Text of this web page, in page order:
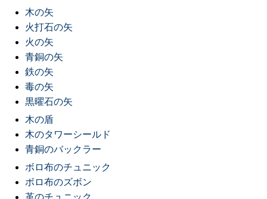
木の矢
火打石の矢
火の矢
青銅の矢
鉄の矢
毒の矢
黒曜石の矢
木の盾
木のタワーシールド
青銅のバックラー
ボロ布のチュニック
ボロ布のズボン
革のチュニック